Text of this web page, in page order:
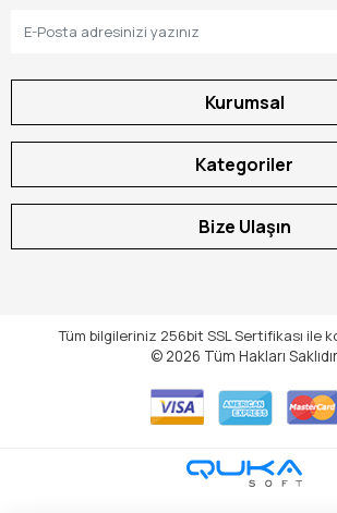
Kurumsal
Kategoriler
Bize Ulaşın
Tüm bilgileriniz 256bit SSL Sertifikası ile
© 2026 Tüm Hakları Saklıdır